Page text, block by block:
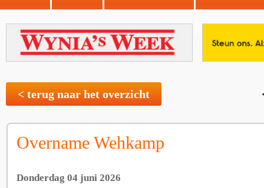
< terug naar het overzicht
Overname Wehkamp
Donderdag 04 juni 2026